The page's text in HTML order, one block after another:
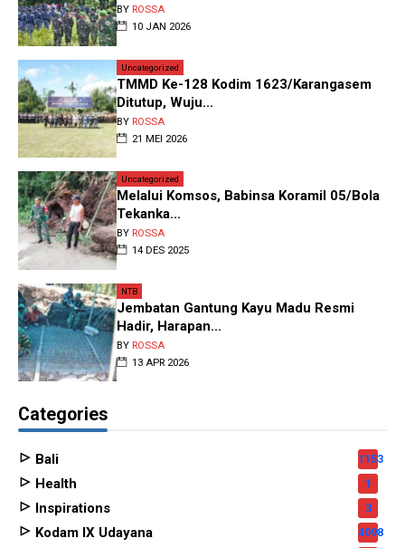
BY ROSSA
10 JAN 2026
Uncategorized
TMMD Ke-128 Kodim 1623/Karangasem
Ditutup, Wuju...
BY ROSSA
21 MEI 2026
Uncategorized
Melalui Komsos, Babinsa Koramil 05/Bola
Tekanka...
BY ROSSA
14 DES 2025
NTB
Jembatan Gantung Kayu Madu Resmi
Hadir, Harapan...
BY ROSSA
13 APR 2026
Categories
Bali 1153
Health 1
Inspirations 3
Kodam IX Udayana 4098